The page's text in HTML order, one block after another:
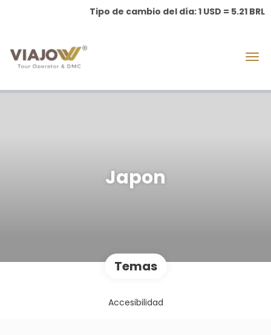
Tipo de cambio del día: 1 USD = 5.21 BRL
Japon
Temas
Accesibilidad